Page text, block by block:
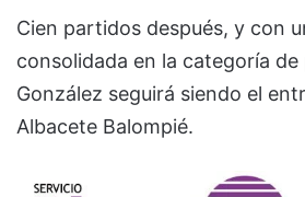
Cien partidos después, y con
consolidada en la categoría
González seguirá siendo el
Albacete Balompié.